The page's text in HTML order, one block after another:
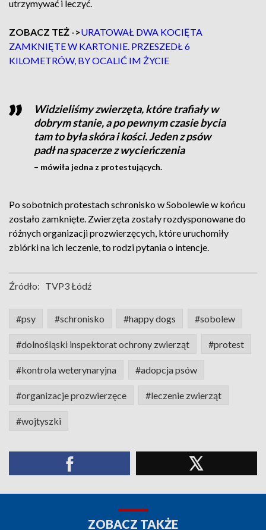
utrzymywać i leczyć.
ZOBACZ TEŻ ->URATOWAŁ DWA KOCIĘTA
ZAMKNIĘTE W KARTONIE. PRZESZEDŁ 6
KILOMETRÓW, BY OCALIĆ IM ŻYCIE
Widzieliśmy zwierzęta, które trafiały w
dobrym stanie, a po pewnym czasie bycia
tam to była skóra i kości. Jeden z psów
padł na spacerze z wycieńczenia
– mówiła jedna z protestujących.
Po sobotnich protestach schronisko w Sobolewie w końcu
zostało zamknięte. Zwierzęta zostały rozdysponowane do
różnych organizacji prozwierzęcych, które uruchomiły
zbiórki na ich leczenie, to rodzi pytania o intencje.
Źródło: TVP3 Łódź
#psy #schronisko #happy dogs #sobolew
#dolnośląski inspektorat ochrony zwierząt #protest
#kontrola weterynaryjna #adopcja psów
#organizacje prozwierzęce #leczenie zwierząt
#wojtyszki
ZOBACZ TAKŻE